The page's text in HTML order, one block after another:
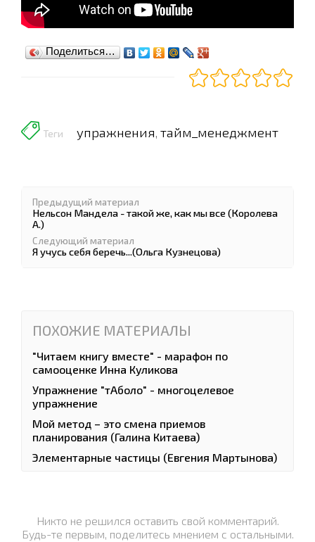
Поделиться…
Теги упражнения, тайм_менеджмент
Предыдущий материал
Нельсон Мандела - такой же, как мы все (Королева
А.)
Следующий материал
Я учусь себя беречь...(Ольга Кузнецова)
ПОХОЖИЕ МАТЕРИАЛЫ
"Читаем книгу вместе" - марафон по
самооценке Инна Куликова
Упражнение "тАболо" - многоцелевое
упражнение
Мой метод – это смена приемов
планирования (Галина Китаева)
Элементарные частицы (Евгения Мартынова)
Никто не решился оставить свой комментарий.
Будь-те первым, поделитесь мнением с остальными.